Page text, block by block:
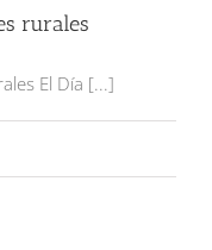
rurales
El Día [...]